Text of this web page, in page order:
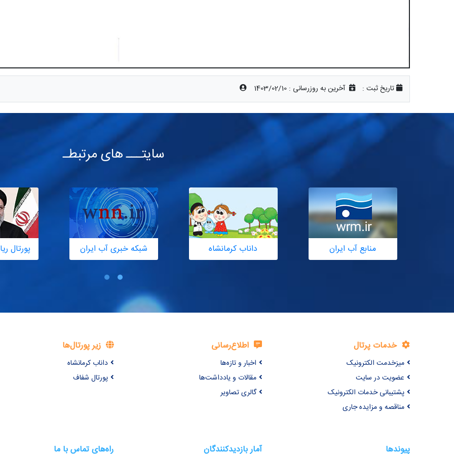
تاریخ ثبت : آخرین به روزرسانی : 1403/02/10
سایتـــ های مرتبطـ
منابع آب ایران داناب کرمانشاه شبکه خبری آب ایران پورتال
خدمات پرتال
میزخدمت الکترونیک
عضویت در سایت
پشتیبانی خدمات الکترونیک
مناقصه و مزایده جاری
اطلاع‌رسانی
اخبار و تازه‌ها
مقالات و یادداشت‌ها
گالری تصاویر
زیر پورتال‌ها
داناب کرمانشاه
پورتال شفاف
پیوندها آمار بازدیدکنندگان راه‌های تماس با ما